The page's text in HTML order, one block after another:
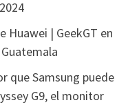
Huawei | GeekGT en
que Samsung puede
G9, el monitor